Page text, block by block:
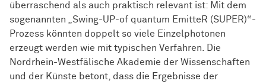
überraschend als auch praktisch relevant ist: Mit dem
sogenannten „Swing-UP-of quantum EmitteR (SUPER)“-
Prozess könnten doppelt so viele Einzelphotonen
erzeugt werden wie mit typischen Verfahren. Die
Nordrhein-Westfälische Akademie der Wissenschaften
und der Künste betont, dass die Ergebnisse der